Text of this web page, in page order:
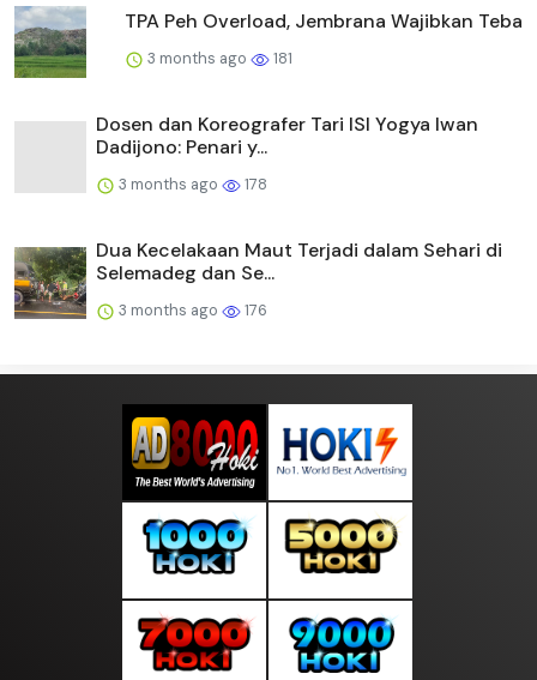
TPA Peh Overload, Jembrana Wajibkan Teba
3 months ago 181
Dosen dan Koreografer Tari ISI Yogya Iwan
Dadijono: Penari y...
3 months ago 178
Dua Kecelakaan Maut Terjadi dalam Sehari di
Selemadeg dan Se...
3 months ago 176